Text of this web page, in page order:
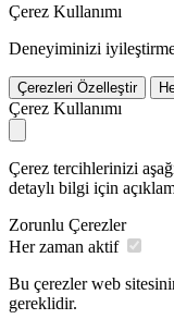
Çerez Kullanımı
Deneyiminizi
Çerezleri Özelleştir
Çerez Kullanımı
Çerez tercihlerinizi
detaylı bilgi için
Zorunlu Çerezler
Her zaman aktif
Bu çerezler web
gereklidir.